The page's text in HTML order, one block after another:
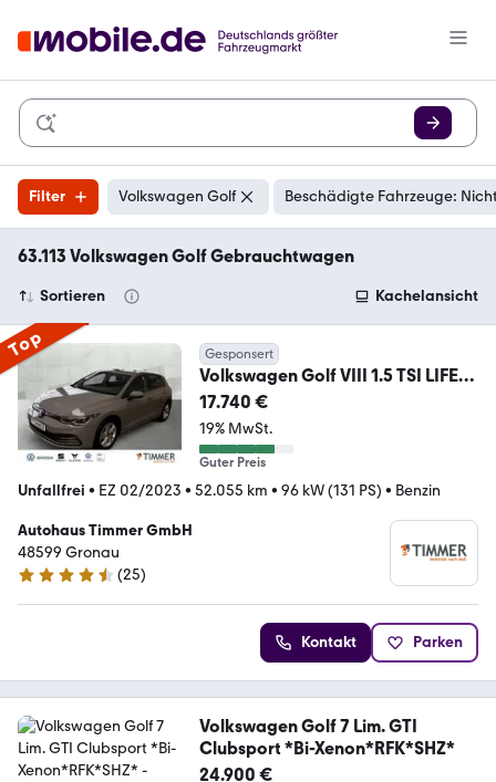
Filter Volkswagen Golf Beschädigte Fahrzeuge:
63.113 Volkswagen Golf Gebrauchtwagen
Sortieren Kachelansicht
Top Gesponsert
Volkswagen Golf VIII 1.5 TSI LIFE
+LED +VIRTUAL +NAVI +SHZ
17.740 €
19% MwSt.
Guter Preis
Unfallfrei • EZ 02/2023 • 52.055 km • 96 kW (131 PS) • Benzin
Autohaus Timmer GmbH
48599 Gronau
4.5 Sterne
(25)
Kontakt Parken
Volkswagen Golf 7 Lim. GTI
Clubsport *Bi-Xenon*RFK*SHZ*
24.900 €